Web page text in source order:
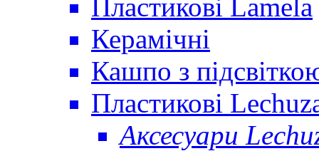
Пластикові Lamela
Керамічні
Кашпо з
Пластикові
Аксесуари